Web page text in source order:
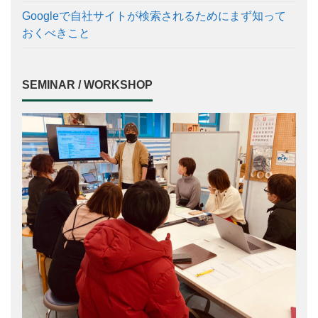
Googleで自社サイトが検索されるためにまず知って
おくべきこと
SEMINAR / WORKSHOP